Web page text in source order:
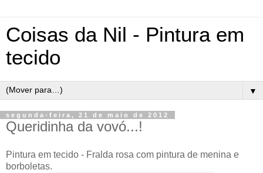
Coisas da Nil - Pintura em
tecido
▼
segunda-feira, 21 de maio de 2012
Queridinha da vovó...!
Pintura em tecido - Fralda rosa com pintura de menina e
borboletas.